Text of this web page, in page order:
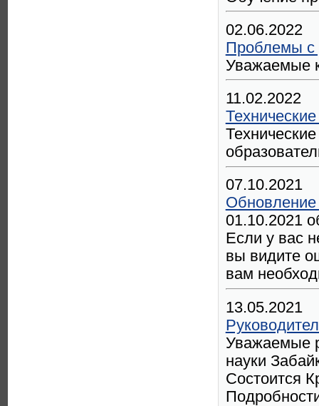
02.06.2022
Проблемы с
Уважаемые
11.02.2022
07.10.2021
Обновление
01.10.2021
Если у вас
вы видите
вам
13.05.2021
Уважаемые
науки
Состоится